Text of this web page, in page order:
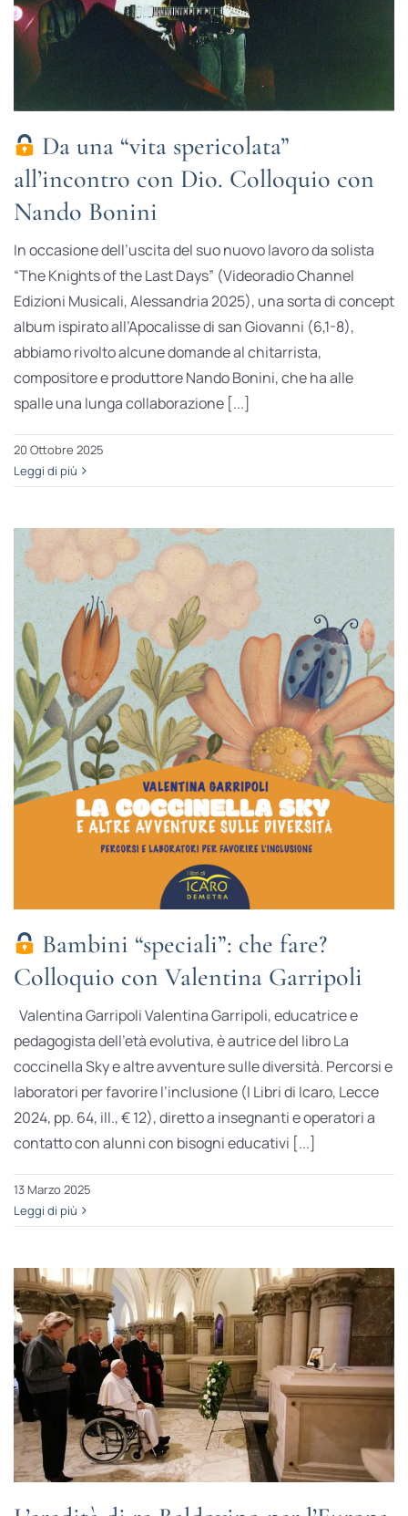
Da una “vita spericolata”
all’incontro con Dio. Colloquio con
Nando Bonini
In occasione dell’uscita del suo nuovo lavoro da solista
“The Knights of the Last Days” (Videoradio Channel
Edizioni Musicali, Alessandria 2025), una sorta di concept
album ispirato all’Apocalisse di san Giovanni (6,1-8),
abbiamo rivolto alcune domande al chitarrista,
compositore e produttore Nando Bonini, che ha alle
spalle una lunga collaborazione [...]
20 Ottobre 2025
Leggi di più
Bambini “speciali”: che fare?
Colloquio con Valentina Garripoli
Valentina Garripoli Valentina Garripoli, educatrice e
pedagogista dell’età evolutiva, è autrice del libro La
coccinella Sky e altre avventure sulle diversità. Percorsi e
laboratori per favorire l’inclusione (I Libri di Icaro, Lecce
2024, pp. 64, ill., € 12), diretto a insegnanti e operatori a
contatto con alunni con bisogni educativi [...]
13 Marzo 2025
Leggi di più